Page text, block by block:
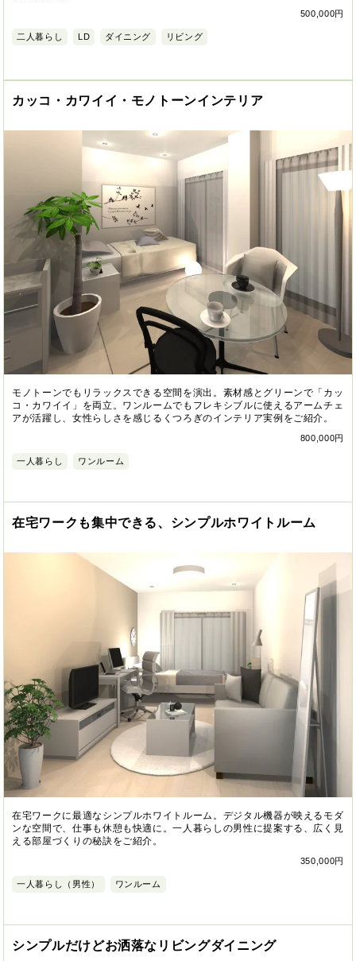
500,000円
二人暮らし LD ダイニング リビング
カッコ・カワイイ・モノトーンインテリア
モノトーンでもリラックスできる空間を演出。素材感とグリーンで「カッ
コ・カワイイ」を両立。ワンルームでもフレキシブルに使えるアームチェ
アが活躍し、女性らしさを感じるくつろぎのインテリア実例をご紹介。
800,000円
一人暮らし ワンルーム
在宅ワークも集中できる、シンプルホワイトルーム
在宅ワークに最適なシンプルホワイトルーム。デジタル機器が映えるモダ
ンな空間で、仕事も休憩も快適に。一人暮らしの男性に提案する、広く見
える部屋づくりの秘訣をご紹介。
350,000円
一人暮らし（男性） ワンルーム
シンプルだけどお洒落なリビングダイニング